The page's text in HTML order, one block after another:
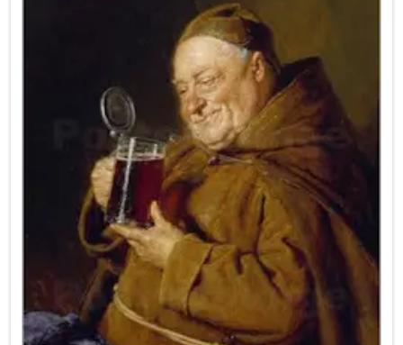
Diciembre
Noviembre
Octubre
Septiembre
Agosto
Julio
Junio
Mayo
Abril
Marzo
Febrero
Enero
2017
2016